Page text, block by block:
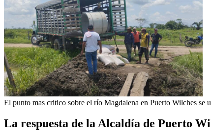
El punto mas critico sobre el río Magdalena en Puerto Wilches
La respuesta de la Alcaldía de Puerto